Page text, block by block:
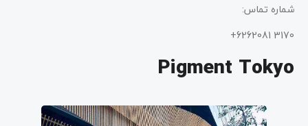
شماره تماس:
3170 6262081+
Pigment Tokyo